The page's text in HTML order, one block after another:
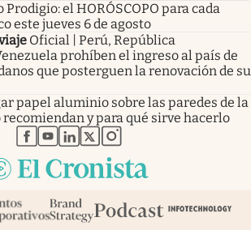
Prodigio: el HORÓSCOPO para cada
este jueves 6 de agosto
Oficial | Perú, República
prohíben el ingreso al país de
que posterguen la renovación de su
papel aluminio sobre las paredes de la
recomiendan y para qué sirve hacerlo
abre en nueva pestaña
abre en nueva pestaña
abre en nueva pestaña
abre en nueva pestaña
abre en nueva pestaña